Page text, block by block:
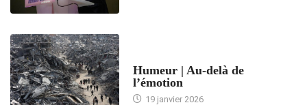
Humeur | Au-delà de
l’émotion
19 janvier 2026